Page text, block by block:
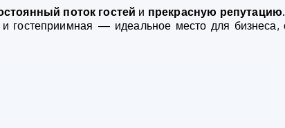
поток гостей и прекрасную репутацию.
гостеприимная — идеальное место для бизнеса,